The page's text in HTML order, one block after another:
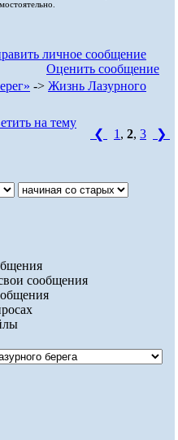
Оценить сообщение
-> Жизнь Лазурного
❮ 1 , 2, 3
❯
сообщения